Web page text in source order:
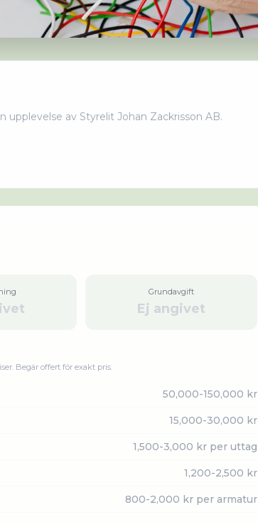
upplevelse av Styrelit Johan Zackrisson AB.
Grundavgift
Ej angivet
Begär offert för exakt pris.
50,000-150,000 kr
15,000-30,000 kr
1,500-3,000 kr per uttag
1,200-2,500 kr
800-2,000 kr per armatur